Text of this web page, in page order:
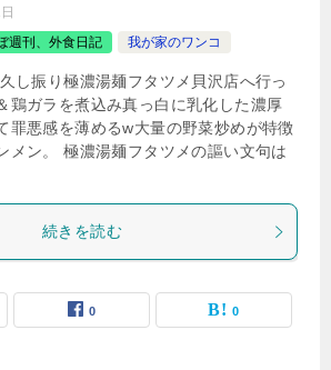
週刊、外食日記 我が家のワンコ
し振り極濃湯麺フタツメ貝沢店へ行っ
鶏ガラを煮込み真っ白に乳化した濃厚
罪悪感を薄めるw大量の野菜炒めが特徴
メン。 極濃湯麺フタツメの謳い文句は
続きを読む
0 0